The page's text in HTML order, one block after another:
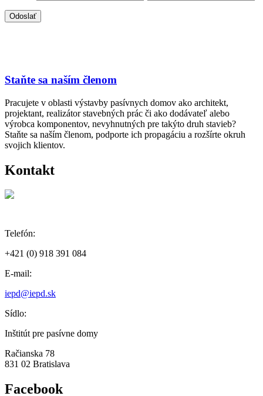
Staňte sa naším členom
Pracujete v oblasti výstavby pasívnych domov ako architekt,
projektant, realizátor stavebných prác či ako dodávateľ alebo
výrobca komponentov, nevyhnutných pre takýto druh stavieb?
Staňte sa naším členom, podporte ich propagáciu a rozšírte okruh
svojich klientov.
Kontakt
Telefón:
+421 (0) 918 391 084
E-mail:
iepd@iepd.sk
Sídlo:
Inštitút pre pasívne domy
Račianska 78
831 02 Bratislava
Facebook